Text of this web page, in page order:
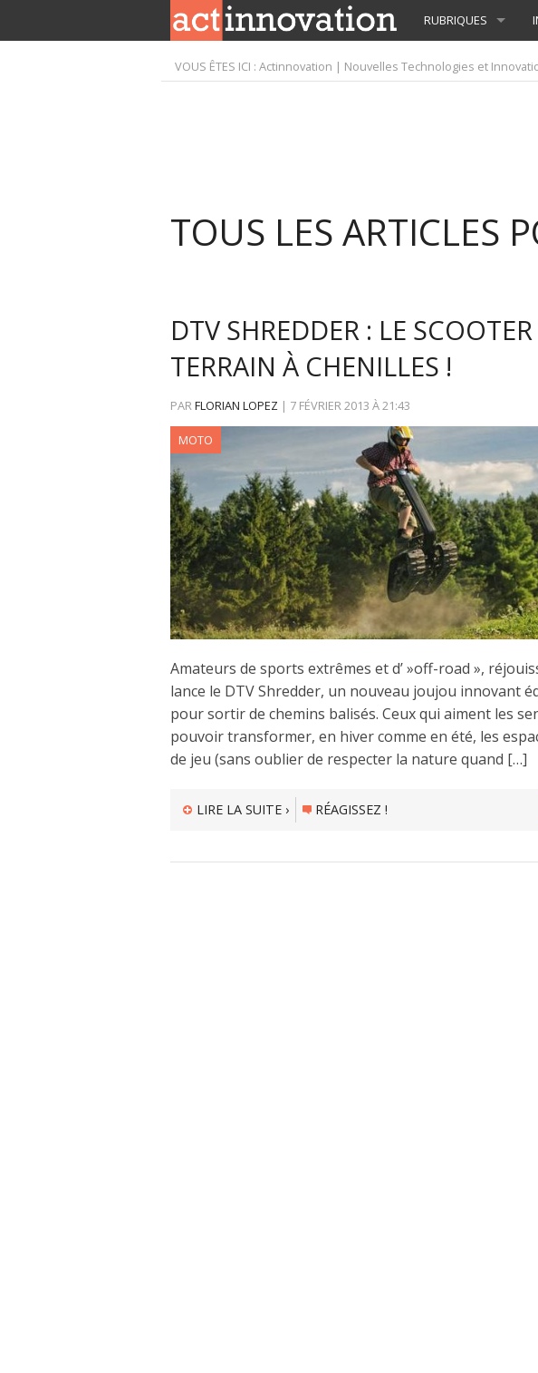
RUBRIQUES
VOUS ÊTES ICI :Actinnovation | Nouvelles Technologies et
TOUS LES ARTICLES
DTV SHREDDER : LE
TERRAIN À CHENILLES !
PARFLORIAN LOPEZ | 7 FÉVRIER 2013 À21:43
MOTO
Amateurs de sports extrêmes et d’ »off-road »,
lance le DTV Shredder, un nouveau joujou innovant
pour sortir de chemins balisés. Ceux qui aiment les
pouvoir transformer, en hiver comme en été, les
de jeu (sans oublier de respecter la nature quand […]
LIRE LA SUITE › RÉAGISSEZ !